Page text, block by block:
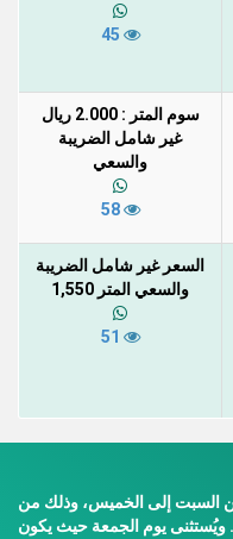
سوم المتر : 2.000 ريال
غير شامل الضريبة
والسعي
58
السعر غير شامل الضريبة
والسعي المتر 1,550
السبت إلى الخميس، وذلك من
ويُستثنى يوم الجمعة حيث يكون